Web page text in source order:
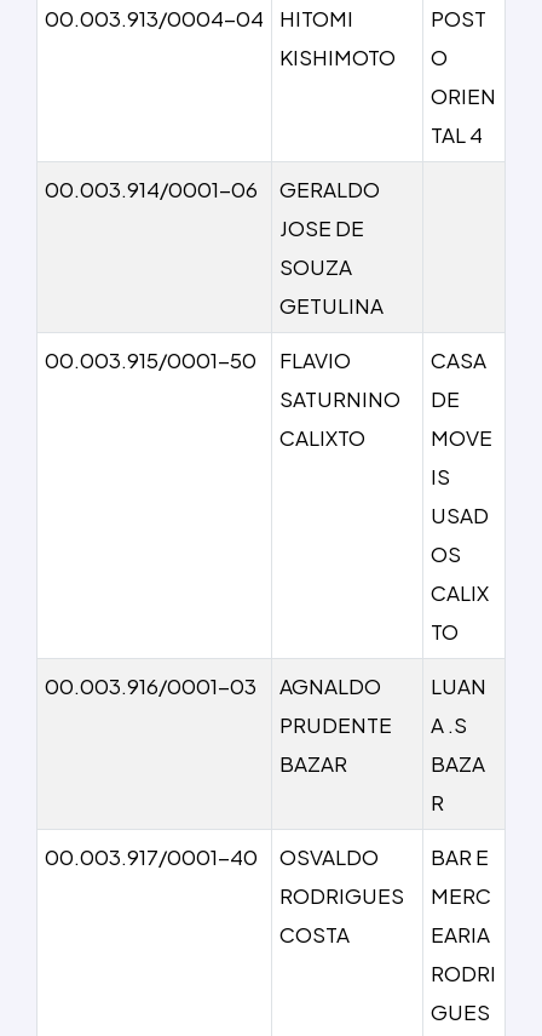
00.003.913/0004-04
HITOMI
KISHIMOTO
POST
O
ORIEN
TAL 4
00.003.914/0001-06
GERALDO
JOSE DE
SOUZA
GETULINA
00.003.915/0001-50
FLAVIO
SATURNINO
CALIXTO
CASA
DE
MOVE
IS
USAD
OS
CALIX
TO
00.003.916/0001-03
AGNALDO
PRUDENTE
BAZAR
LUAN
A .S
BAZA
R
00.003.917/0001-40
OSVALDO
RODRIGUES
COSTA
BAR E
MERC
EARIA
RODRI
GUES